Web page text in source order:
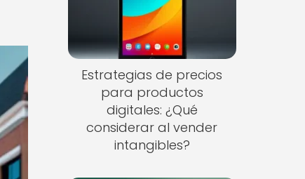
Estrategias de precios
para productos
digitales: ¿Qué
considerar al vender
intangibles?